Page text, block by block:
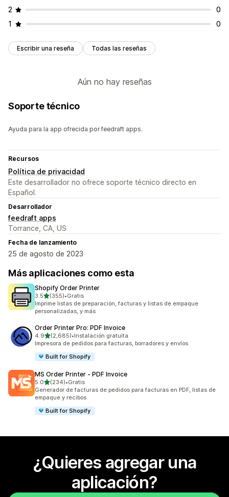
2
0
1
0
Escribir una reseña Todas las reseñas
Aún no hay reseñas
Soporte técnico
Ayuda para la app ofrecida por feedraft apps.
Recursos
Política de privacidad
Este desarrollador no ofrece soporte técnico directo en
Español.
Desarrollador
feedraft apps
Torrance, CA, US
Fecha de lanzamiento
25 de agosto de 2023
Más aplicaciones como esta
Shopify Order Printer
3.5de 5 estrellas
(355)
355 reseñas en total
•Gratis
Imprime listas de preparación, facturas y listas de empaque
personalizadas, y más
Order Printer Pro: PDF Invoice
4.9de 5 estrellas
(2,685)
2685 reseñas en total
•Instalación gratuita
Impresora de pedidos para facturas, borradores y envíos
Built for Shopify
MS Order Printer ‑ PDF Invoice
5.0de 5 estrellas
(234)
234 reseñas en total
•Gratis
Generador de facturas de pedidos para facturas en PDF, listas de
empaque y recibos
Built for Shopify
¿Quieres agregar una
aplicación?